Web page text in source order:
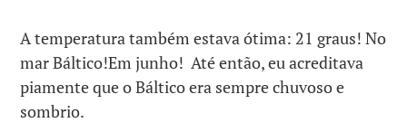
A temperatura também estava ótima: 21 graus! No
mar Báltico!Em junho! Até então, eu acreditava
piamente que o Báltico era sempre chuvoso e
sombrio.